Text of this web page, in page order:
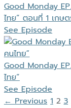
Good Monday
ไทย” ตอนที่ 1 เกษ
See Episode
Good Monday
ไทย”
See Episode
← Previous 1 2 3